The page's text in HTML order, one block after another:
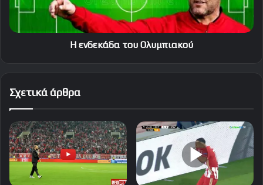
Η ενδεκάδα του Ολυμπιακού
Σχετικά άρθρα